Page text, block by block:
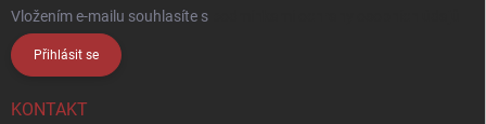
Vložením e-mailu souhlasíte s
Přihlásit se
KONTAKT